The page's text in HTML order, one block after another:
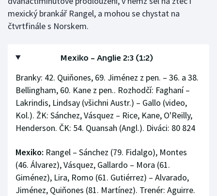
mexický brankář Rangel, a mohou se chystat na
čtvrtfinále s Norskem.
Mexiko – Anglie 2:3 (1:2)
Branky: 42. Quiňones, 69. Jiménez z pen. – 36. a 38.
Bellingham, 60. Kane z pen.. Rozhodčí: Faghaní –
Lakrindis, Lindsay (všichni Austr.) – Gallo (video,
Kol.). ŽK: Sánchez, Vásquez – Rice, Kane, O'Reilly,
Henderson. ČK: 54. Quansah (Angl.). Diváci: 80 824
Mexiko: Rangel – Sánchez (79. Fidalgo), Montes
(46. Álvarez), Vásquez, Gallardo – Mora (61.
Giménez), Lira, Romo (61. Gutiérrez) – Alvarado,
Jiménez, Quiňones (81. Martínez). Trenér: Aguirre.